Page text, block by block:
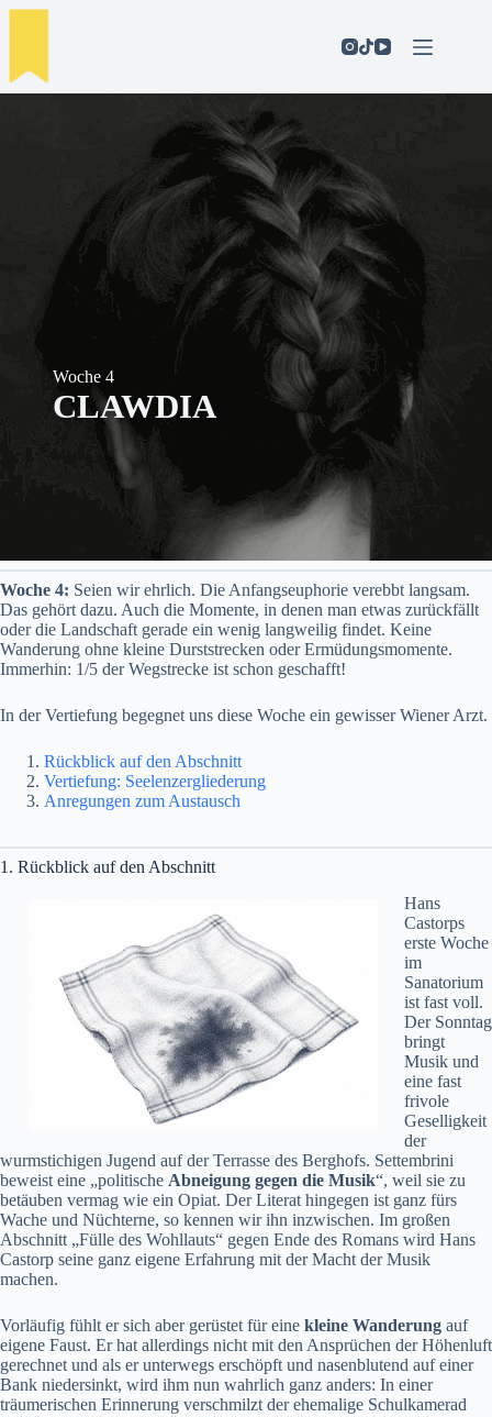
Zum
Woche 4
CLAWDIA
Woche 4: Seien wir ehrlich. Die Anfangseuphorie verebbt langsam.
Das gehört dazu. Auch die Momente, in denen man etwas zurückfällt
oder die Landschaft gerade ein wenig langweilig findet. Keine
Wanderung ohne kleine Durststrecken oder Ermüdungsmomente.
Immerhin: 1/5 der Wegstrecke ist schon geschafft!
In der Vertiefung begegnet uns diese Woche ein gewisser Wiener Arzt.
Rückblick auf den Abschnitt
Vertiefung: Seelenzergliederung
Anregungen zum Austausch
1. Rückblick auf den Abschnitt
Hans
Castorps
erste Woche
im
Sanatorium
ist fast voll.
Der Sonntag
bringt
Musik und
eine fast
frivole
Geselligkeit
der
wurmstichigen Jugend auf der Terrasse des Berghofs. Settembrini
beweist eine „politische Abneigung gegen die Musik“, weil sie zu
betäuben vermag wie ein Opiat. Der Literat hingegen ist ganz fürs
Wache und Nüchterne, so kennen wir ihn inzwischen. Im großen
Abschnitt „Fülle des Wohllauts“ gegen Ende des Romans wird Hans
Castorp seine ganz eigene Erfahrung mit der Macht der Musik
machen.
Vorläufig fühlt er sich aber gerüstet für eine kleine Wanderung auf
eigene Faust. Er hat allerdings nicht mit den Ansprüchen der Höhenluft
gerechnet und als er unterwegs erschöpft und nasenblutend auf einer
Bank niedersinkt, wird ihm nun wahrlich ganz anders: In einer
träumerischen Erinnerung verschmilzt der ehemalige Schulkamerad